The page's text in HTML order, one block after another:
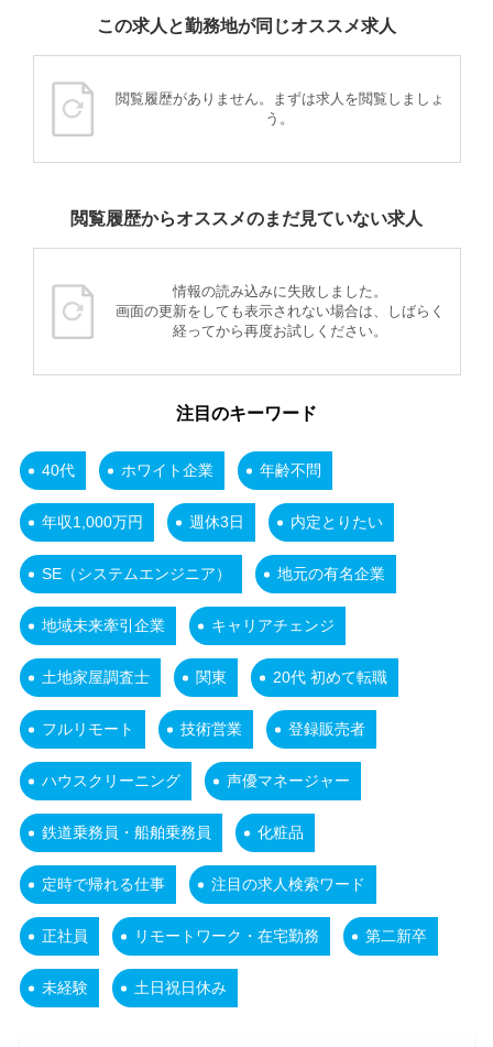
この求人と勤務地が同じオススメ求人
閲覧履歴がありません。まずは求人を閲覧しましょ
う。
閲覧履歴からオススメのまだ見ていない求人
情報の読み込みに失敗しました。
画面の更新をしても表示されない場合は、しばらく
経ってから再度お試しください。
注目のキーワード
40代 ホワイト企業 年齢不問
年収1,000万円 週休3日 内定とりたい
SE（システムエンジニア） 地元の有名企業
地域未来牽引企業 キャリアチェンジ
土地家屋調査士 関東 20代 初めて転職
フルリモート 技術営業 登録販売者
ハウスクリーニング 声優マネージャー
鉄道乗務員・船舶乗務員 化粧品
定時で帰れる仕事 注目の求人検索ワード
正社員 リモートワーク・在宅勤務 第二新卒
未経験 土日祝日休み